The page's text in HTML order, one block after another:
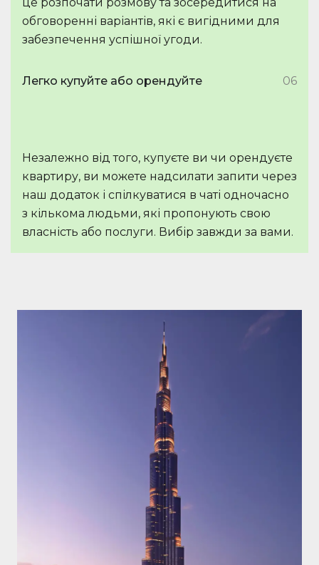
обговоренні варіантів, які є вигідними для
забезпечення успішної угоди.
Легко купуйте або орендуйте 06
Незалежно від того, купуєте ви чи орендуєте
квартиру, ви можете надсилати запити через
наш додаток і спілкуватися в чаті одночасно
з кількома людьми, які пропонують свою
власність або послуги. Вибір завжди за вами.